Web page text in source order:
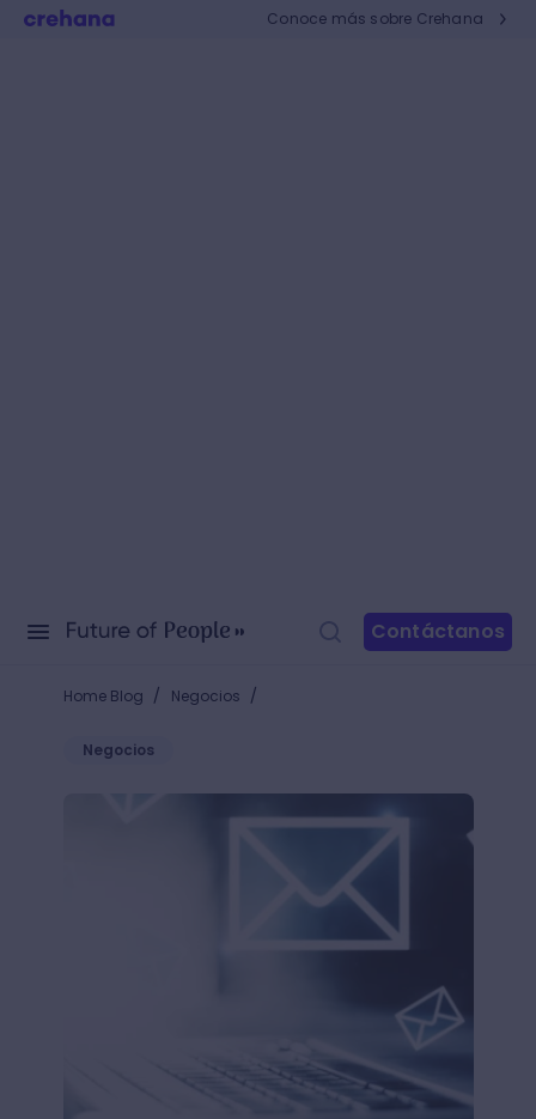
Conoce más sobre Crehana
Contáctanos
Home Blog / Negocios /
Negocios
¿Cómo crear un grupo en Gmail? Envía muchos